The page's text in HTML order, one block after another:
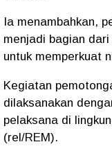
Ia menambahkan,
menjadi bagian
untuk memperkuat
Kegiatan
dilaksanakan
pelaksana di
(rel/REM).